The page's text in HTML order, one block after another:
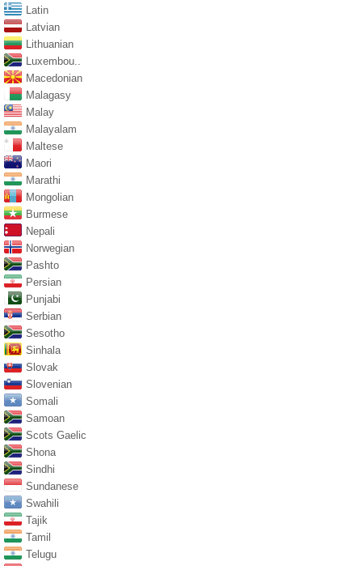
Latin
Latvian
Lithuanian
Luxembou..
Macedonian
Malagasy
Malay
Malayalam
Maltese
Maori
Marathi
Mongolian
Burmese
Nepali
Norwegian
Pashto
Persian
Punjabi
Serbian
Sesotho
Sinhala
Slovak
Slovenian
Somali
Samoan
Scots Gaelic
Shona
Sindhi
Sundanese
Swahili
Tajik
Tamil
Telugu